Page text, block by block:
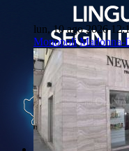
lun, 10 ago 2026
Monopoli Madonna-